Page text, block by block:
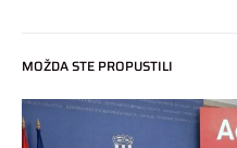
MOŽDA STE PROPUSTILI